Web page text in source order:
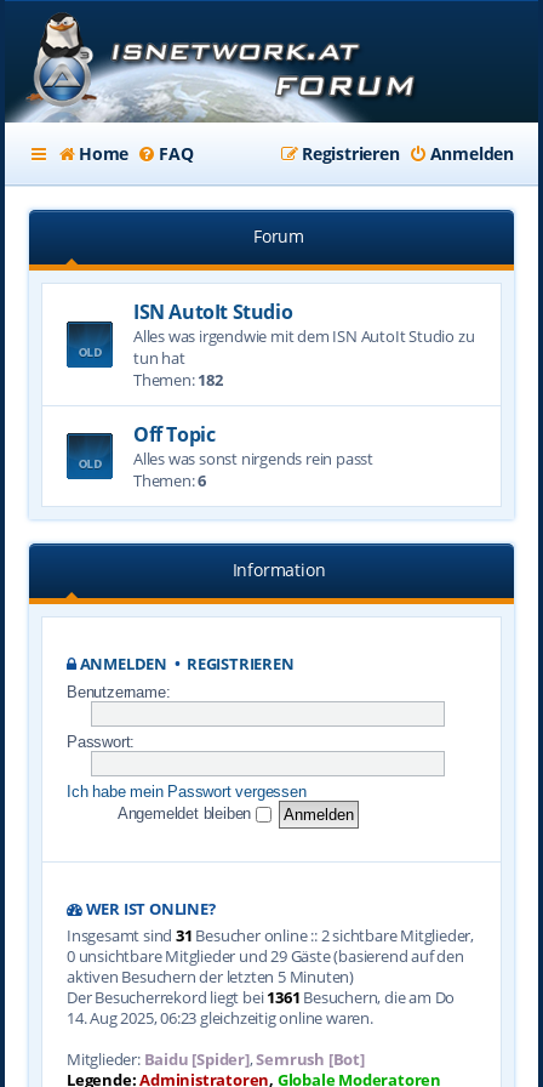
Home FAQ Anmelden
Registrieren
Forum
ISN AutoIt Studio
Alles was irgendwie mit dem ISN AutoIt Studio zu
tun hat
Themen:182
Off Topic
Alles was sonst nirgends rein passt
Themen:6
Information
ANMELDEN • REGISTRIEREN
Benutzername:
Passwort:
Ich habe mein Passwort vergessen
Angemeldet bleiben
WER IST ONLINE?
Insgesamt sind 31 Besucher online :: 2 sichtbare Mitglieder,
0 unsichtbare Mitglieder und 29 Gäste (basierend auf den
aktiven Besuchern der letzten 5 Minuten)
Der Besucherrekord liegt bei1361 Besuchern, die am Do
14. Aug 2025, 06:23 gleichzeitig online waren.
Mitglieder: Baidu [Spider],Semrush [Bot]
Legende:Administratoren, Globale Moderatoren